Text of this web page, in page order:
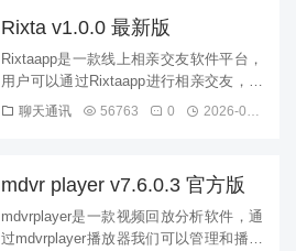
Rixta v1.0.0 最新版
Rixtaapp是一款线上相亲交友软件平台，
用户可以通过Rixtaapp进行相亲交友，认
识到更多新的异性朋友，让自己早日脱
聊天通讯 56763 0 2026-08-09
mdvr player v7.6.0.3 官方版
mdvrplayer是一款视频回放分析软件，通
过mdvrplayer播放器我们可以管理和播放